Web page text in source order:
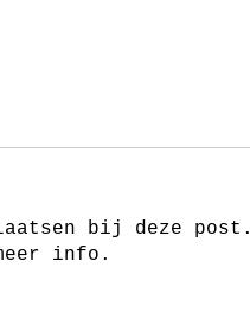
bij deze post.
info.